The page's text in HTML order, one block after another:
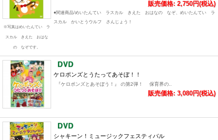
※写真はめいたんてい ラ
スカル きえた おはな
の なぞです。
販売価格: 2,750円(税込)
●関連商品/めいたんてい ラスカル きえた おはなの なぞ、めいたんてい ラ
スカル かいとうウルフ さんじょう！
ケロポンズとうたってあそぼ！！
『ケロポンズとあそぼう！』 の第2弾！ 保育界の..
販売価格: 3,080円(税込)
シャキーン！ミュージックフェスティバル